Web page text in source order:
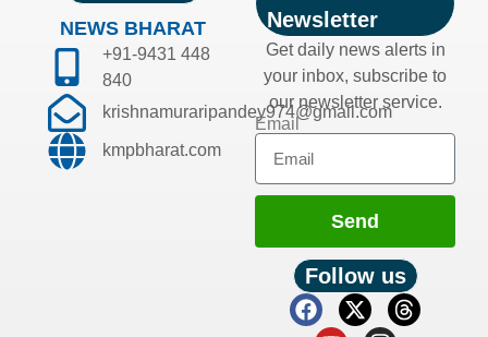
NEWS BHARAT
+91-9431 448
840
krishnamuraripandey974@gmail.com
kmpbharat.com
Newsletter
Get daily news alerts in
your inbox, subscribe to
our newsletter service.
Email
Send
Follow us